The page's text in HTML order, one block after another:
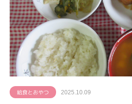
給食とおやつ 2025.10.09